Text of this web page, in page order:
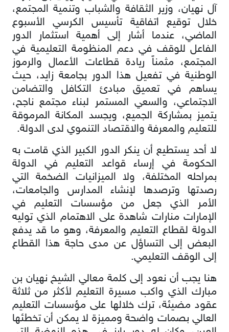
آل نهيان، وزير الثقافة والشباب وتنمية المجتمع،
خلال توقيع اتفاقية تأسيس الكرسي الأسبوع
الماضي، عندما أشار إلى أهمية استثمار الدور
الفاعل للوقف في دعم المنظومة التعليمية في
المجتمع، مثمناً ريادة قطاعات الأعمال والرموز
الوطنية في تفعيل هذا الدور بجامعة زايد، حيث
يساهم في تعميق مبادئ التكافل والتضامن
الاجتماعي، والسعي المستمر لبناء مجتمع ناجح،
يتميز بمشاركة الجميع، ويجسد المكانة المرموقة
للتعليم والمعرفة والاقتصاد التنموي لدى الدولة.
لا أحد يستطيع أن ينكر الدور الكبير الذي قامت به
الحكومة في إرساء قواعد التعليم في الدولة
بمراحله المختلفة، ولا الميزانيات الضخمة التي
رصدتها وترصدها لإنشاء المدارس والجامعات،
الأمر الذي جعل من مؤسسات التعليم في
الإمارات منارات شاهدة على الاهتمام الذي توليه
الدولة لقطاع التعليم والمعرفة، وهو ما قد يدفع
البعض إلى التساؤل عن مدى حاجة هذا القطاع
إلى الوقف التعليمي.
هنا يجب أن نعود إلى كلمة معالي الشيخ نهيان بن
مبارك الذي واكب مسيرة التعليم لأكثر من ثلاثة
عقود مضيئة، ترك خلالها على مؤسسات التعليم
العالي بصمات واضحة ومميزة لا يمكن أن تخطئها